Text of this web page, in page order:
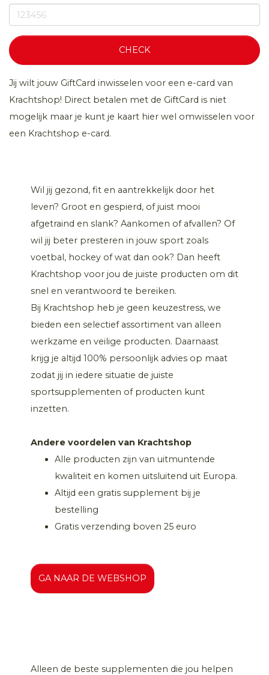
CHECK
Jij wilt jouw GiftCard inwisselen voor een e-card van
Krachtshop! Direct betalen met de GiftCard is niet
mogelijk maar je kunt je kaart hier wel omwisselen voor
een Krachtshop e-card.
Wil jij gezond, fit en aantrekkelijk door het
leven? Groot en gespierd, of juist mooi
afgetraind en slank? Aankomen of afvallen? Of
wil jij beter presteren in jouw sport zoals
voetbal, hockey of wat dan ook? Dan heeft
Krachtshop voor jou de juiste producten om dit
snel en verantwoord te bereiken.
Bij Krachtshop heb je geen keuzestress, we
bieden een selectief assortiment van alleen
werkzame en veilige producten. Daarnaast
krijg je altijd 100% persoonlijk advies op maat
zodat jij in iedere situatie de juiste
sportsupplementen of producten kunt
inzetten.
Andere voordelen van Krachtshop
Alle producten zijn van uitmuntende
kwaliteit en komen uitsluitend uit Europa.
Altijd een gratis supplement bij je
bestelling
Gratis verzending boven 25 euro
GA NAAR DE WEBSHOP
Alleen de beste supplementen die jou helpen